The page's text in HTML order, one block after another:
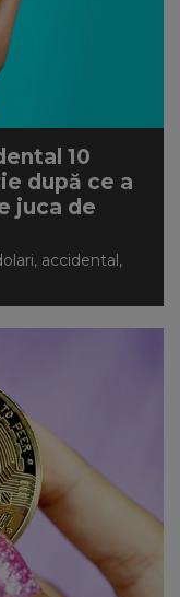
10
după ce a
juca de
accidental,